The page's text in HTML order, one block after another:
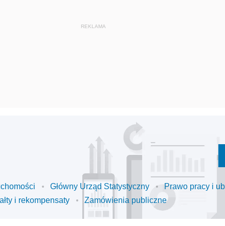
Główny Urząd Statystyczny
Prawo pracy i
i rekompensaty Zamówienia publiczne